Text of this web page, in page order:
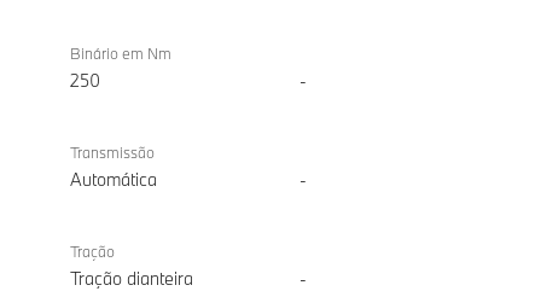
Binário em Nm
250 -
Transmissão
Automática -
Tração
Tração dianteira -